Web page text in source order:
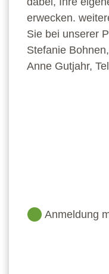
erwecken.
Sie bei unserer
Stefanie
Anne Gutjahr,
Anmeldung